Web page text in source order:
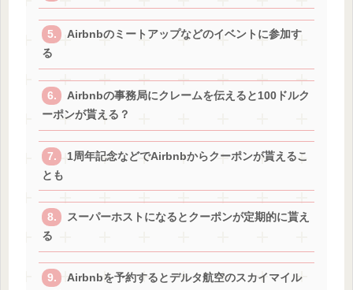
Airbnbのミートアップなどのイベントに参加す
る
Airbnbの事務局にクレームを伝えると100ドルク
ーポンが貰える？
1周年記念などでAirbnbからクーポンが貰えるこ
とも
スーパーホストになるとクーポンが定期的に貰え
る
Airbnbを予約するとデルタ航空のスカイマイル